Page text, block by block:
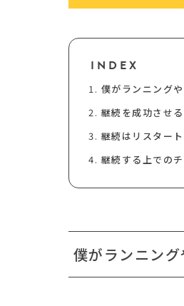
INDEX
僕がランニング
継続を成功させ
継続はリスター
継続する上での
僕がランニング